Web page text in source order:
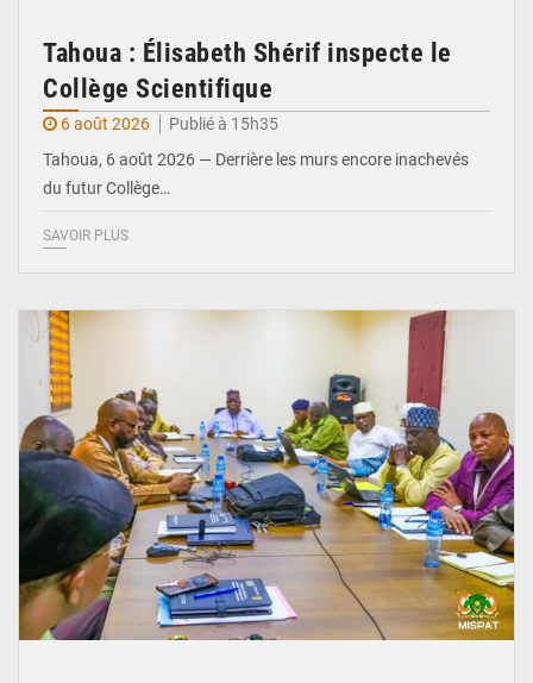
Tahoua : Élisabeth Shérif inspecte le
Collège Scientifique
6 août 2026
Publié à 15h35
Tahoua, 6 août 2026 — Derrière les murs encore inachevés
du futur Collège…
SAVOIR PLUS